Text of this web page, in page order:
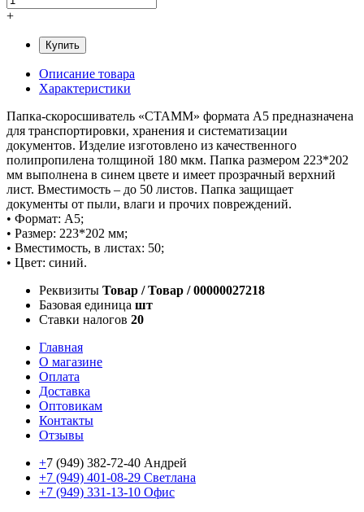
+
Купить
Описание товара
Характеристики
Папка-скоросшиватель «СТАММ» формата А5 предназначена
для транспортировки, хранения и систематизации
документов. Изделие изготовлено из качественного
полипропилена толщиной 180 мкм. Папка размером 223*202
мм выполнена в синем цвете и имеет прозрачный верхний
лист. Вместимость – до 50 листов. Папка защищает
документы от пыли, влаги и прочих повреждений.
• Формат: А5;
• Размер: 223*202 мм;
• Вместимость, в листах: 50;
• Цвет: синий.
Реквизиты Товар / Товар / 00000027218
Базовая единица шт
Ставки налогов 20
Главная
О магазине
Оплата
Доставка
Оптовикам
Контакты
Отзывы
+7 (949) 382-72-40 Андрей
+7 (949) 401-08-29 Светлана
+7 (949) 331-13-10 Офис